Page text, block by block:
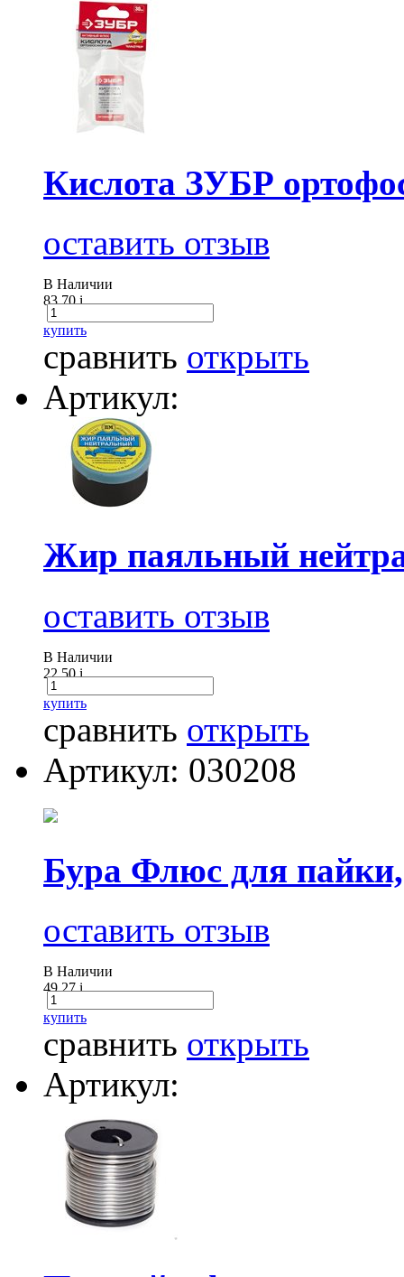
Кислота ЗУБР
оставить отзыв
В Наличии
83.70i
купить
сравнить открыть
Артикул:
Жир паяльный
оставить отзыв
В Наличии
22.50i
купить
сравнить открыть
Артикул: 030208
Бура Флюс для
оставить отзыв
В Наличии
49.27i
купить
сравнить открыть
Артикул: